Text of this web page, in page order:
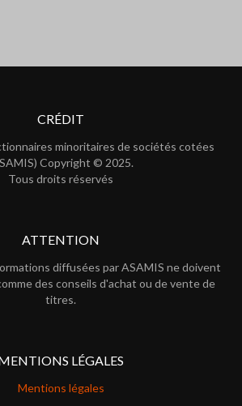
CRÉDIT
minoritaires de sociétés cotées
Copyright © 2025.
Tous droits réservés
ATTENTION
diffusées par ASAMIS ne doivent
des conseils d'achat ou de vente de
titres.
LÉGALES
Mentions légales